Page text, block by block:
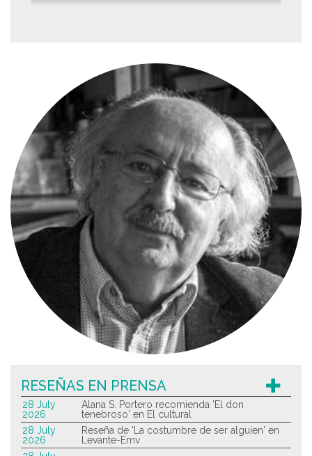
RESEÑAS EN PRENSA
28 July
2026
Alana S. Portero recomienda 'El don
tenebroso' en El cultural
28 July
2026
Reseña de 'La costumbre de ser alguien' en
Levante-Emv